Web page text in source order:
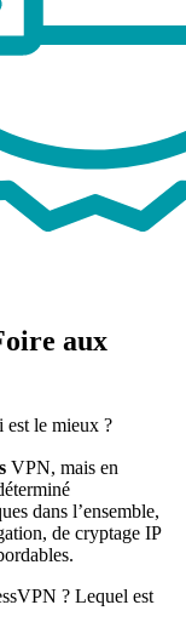
aux
le mieux ?
VPN, mais en
dans l’ensemble,
de cryptage IP
? Lequel est